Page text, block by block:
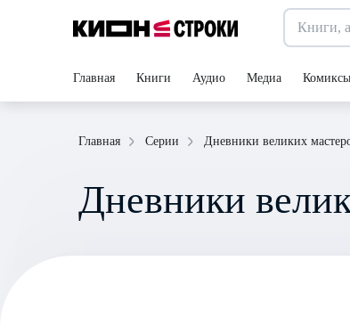
Главная Книги Аудио Медиа Комиксы
Главная Серии Дневники великих
Дневники